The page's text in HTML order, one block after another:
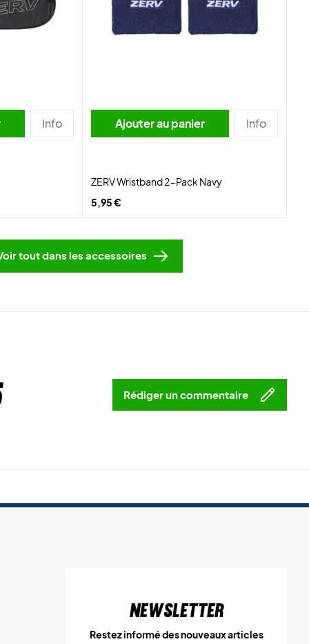
Info Ajouter au panier Info
ZERV Wristband 2-Pack Navy
5,95 €
tout dans les accessoires
Rédiger un commentaire
Newsletter
Restez informé des nouveaux articles